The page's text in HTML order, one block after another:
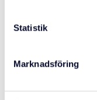
Statistik
Marknadsföring
Kontakta oss här